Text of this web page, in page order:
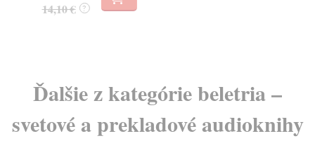
14,10 € ?
Ďalšie z kategórie beletria –
svetové a prekladové audioknihy